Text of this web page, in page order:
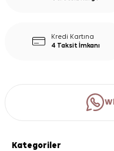
Kredi Kartına
4 Taksit İmkanı
Kategoriler